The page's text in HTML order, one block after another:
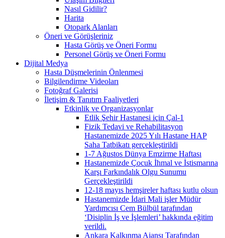
Nasıl Gidilir?
Harita
Otopark Alanları
Öneri ve Görüşleriniz
Hasta Görüş ve Öneri Formu
Personel Görüş ve Öneri Formu
Dijital Medya
Hasta Düşmelerinin Önlenmesi
Bilgilendirme Videoları
Fotoğraf Galerisi
İletişim & Tanıtım Faaliyetleri
Etkinlik ve Organizasyonlar
Etlik Şehir Hastanesi için Çal-1
Fizik Tedavi ve Rehabilitasyon
Hastanemizde 2025 Yılı Hastane HAP
Saha Tatbikatı gerçekleştirildi
1-7 Ağustos Dünya Emzirme Haftası
Hastanemizde Çocuk İhmal ve İstismarına
Karşı Farkındalık Olgu Sunumu
Gerçekleştirildi
12-18 mayıs hemşireler haftası kutlu olsun
Hastanemizde İdari Mali işler Müdür
Yardımcısı Cem Bülbül tarafından
‘Disiplin İş ve İşlemleri’ hakkında eğitim
verildi.
Ankara Kalkınma Ajansı Tarafından